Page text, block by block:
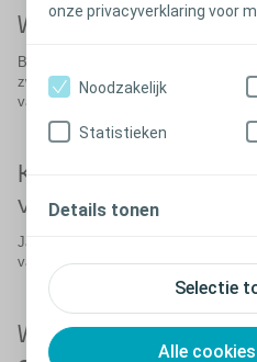
onze privacyverklaring voor
Selectie
Alle
Noodzakelijk
Statistieken
Details tonen
Wat is bekken-
Bekken-orgaanverzakking ontstaat
zwak zijn om de bekkenorganen - de
vaginawand en het rectum - op hun
Kan bekken-
verholpen worden?
Ja. Bekkenorgaanverzakking kan
vanzelf, maar het kan behandeld
Wat veroorzaakt